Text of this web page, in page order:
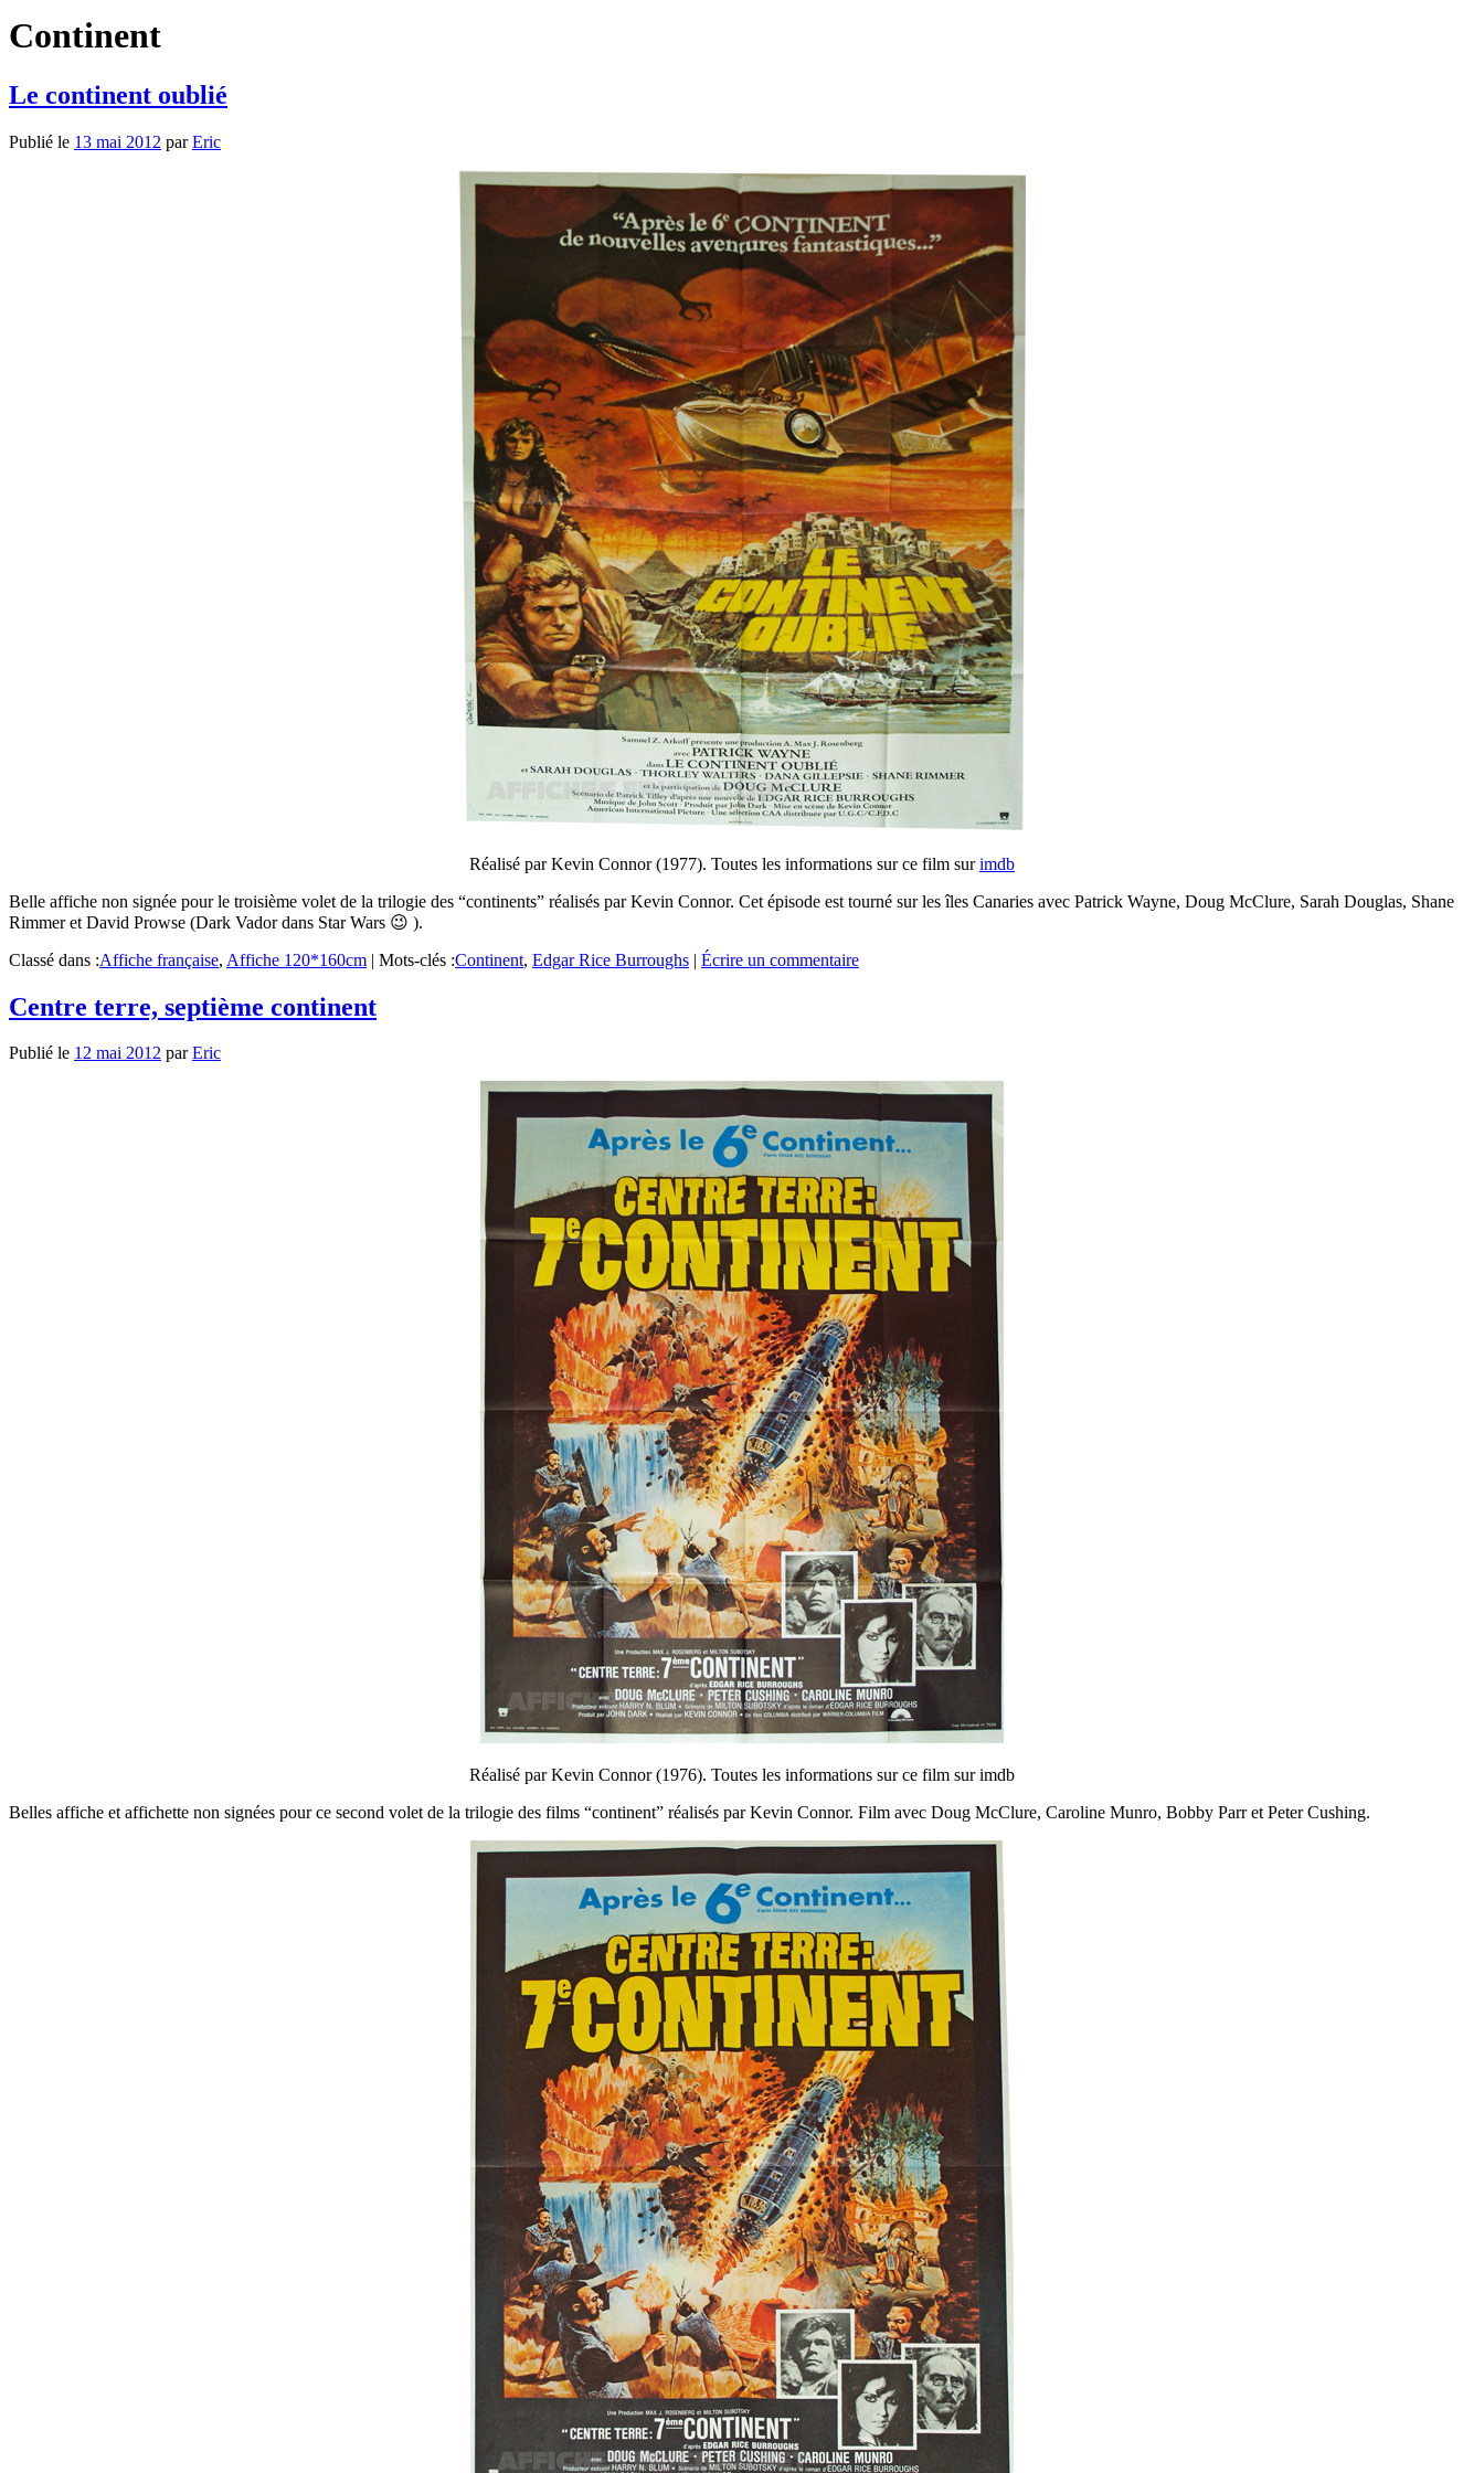
Continent
Le continent oublié
Publié le 13 mai 2012 parEric
Réalisé par Kevin Connor (1977). Toutes les informations sur ce film surimdb
Belle affiche non signée pour le troisième volet de la trilogie des “continents” réalisés par Kevin Connor. Cet épisode est tourné sur les îles Canaries avec Patrick Wayne, Doug McClure, Sarah Douglas, Shane
Rimmer et David Prowse (Dark Vador dans Star Wars 😉 ).
Classé dans :Affiche française, Affiche 120*160cm | Mots-clés :Continent, Edgar Rice Burroughs | Écrire un commentaire
Centre terre, septième continent
Publié le 12 mai 2012 parEric
Réalisé par Kevin Connor (1976). Toutes les informations sur ce film sur imdb
Belles affiche et affichette non signées pour ce second volet de la trilogie des films “continent” réalisés par Kevin Connor. Film avec Doug McClure, Caroline Munro, Bobby Parr et Peter Cushing.